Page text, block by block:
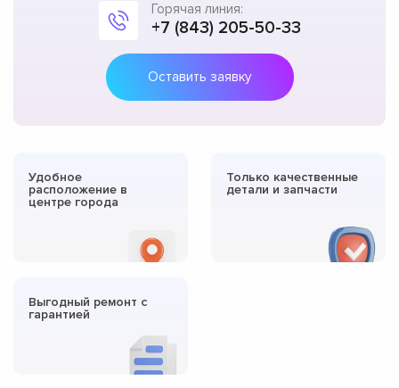
Горячая линия:
+7 (843) 205-50-33
Оставить заявку
Удобное
расположение в
центре города
Только качественные
детали и запчасти
Выгодный ремонт с
гарантией